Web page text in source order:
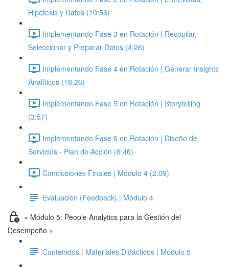
Hipótesis y Datos (10:56)
Implementando Fase 3 en Rotación | Recopilar,
Seleccionar y Preparar Datos (4:26)
Implementando Fase 4 en Rotación | Generar Insights
Analíticos (18:26)
Implementando Fase 5 en Rotación | Storytelling
(3:57)
Implementando Fase 6 en Rotación | Diseño de
Servicios - Plan de Acción (6:46)
Conclusiones Finales | Módulo 4 (2:09)
Evaluación (Feedback) | Módulo 4
« Módulo 5: People Analytics para la Gestión del
Desempeño »
Contenidos | Materiales Didácticos | Módulo 5